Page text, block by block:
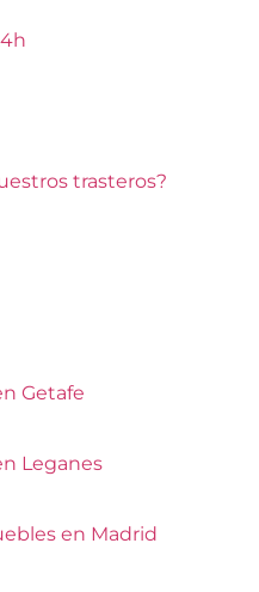
trasteros?
Getafe
Leganes
en Madrid